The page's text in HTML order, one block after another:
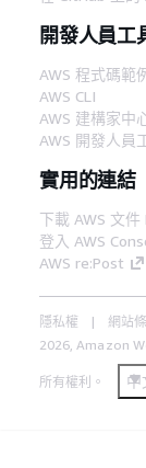
開發人員工
AWS 程式碼範
AWS CLI
AWS 建構家中
AWS 開發人員
實用的連結
下載 AWS 文件
登入 AWS
AWS re:Post
隱私權 網站
2026, Amazon
所有權利。 中